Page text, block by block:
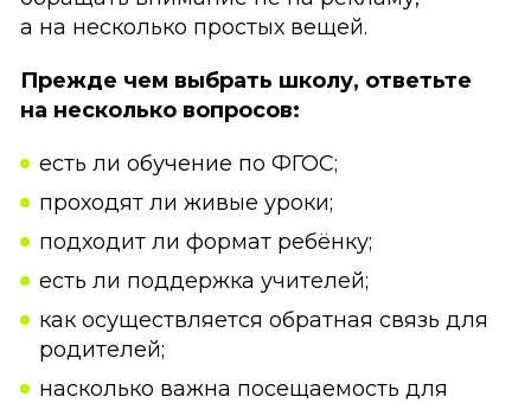
а на несколько простых вещей.
Прежде чем выбрать школу, ответьте
на несколько вопросов:
есть ли обучение по ФГОС;
проходят ли живые уроки;
подходит ли формат ребёнку;
есть ли поддержка учителей;
как осуществляется обратная связь для
родителей;
насколько важна посещаемость для